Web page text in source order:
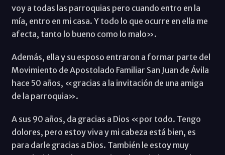
voy a todas las parroquias pero cuando entro en la
mía, entro en mi casa. Y todo lo que ocurre en ella me
afecta, tanto lo bueno como lo malo».
Además, ella y su esposo entraron a formar parte del
Movimiento de Apostolado Familiar San Juan de Ávila
hace 50 años, «gracias a la invitación de una amiga
de la parroquia».
A sus 90 años, da gracias a Dios «por todo. Tengo
dolores, pero estoy viva y mi cabeza está bien, es
para darle gracias a Dios. También le estoy muy